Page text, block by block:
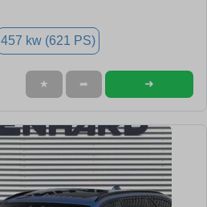
457 kw (621 PS)
★ ➦ ➜